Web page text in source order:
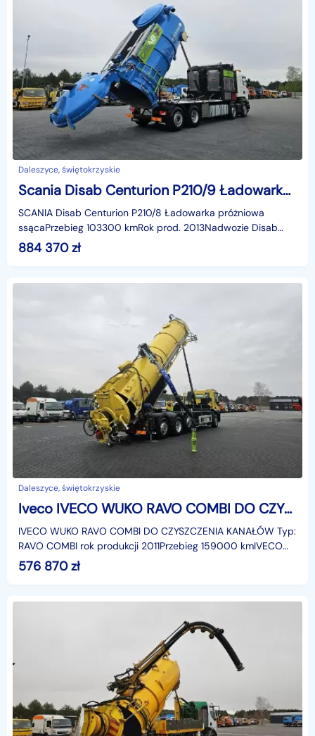
Daleszyce, świętokrzyskie
Scania Disab Centurion P210/9 Ładowarka próżniowa ssąca koparka ssąca substancje sypkie odkurzacz WUKO Saugbagger
SCANIA Disab Centurion P210/8 Ładowarka próżniowa
ssącaPrzebieg 103300 kmRok prod. 2013Nadwozie Disab
napędzane z własnego silnika VOLVO PENTA
TAD952VEVIDEOhtt
884 370zł
Daleszyce, świętokrzyskie
Iveco IVECO WUKO RAVO COMBI DO CZYSZCZENIA KANAŁÓW WUKO asenizacyjny separator beczka odpady czyszczenie kanalizacja
IVECO WUKO RAVO COMBI DO CZYSZCZENIA KANAŁÓW Typ:
RAVO COMBI rok produkcji 2011Przebieg 159000 kmIVECO
360 E5 8x2Wideohttps://www.youtube.com/watch?
v=kFnB3i6pB
576 870zł